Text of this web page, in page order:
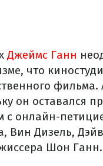
Джеймс Ганн
что
он оставался
с онлайн-
Вин Дизель,
Шон Ганн.